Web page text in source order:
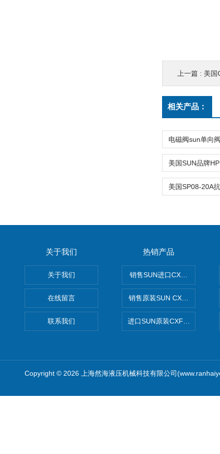
上一篇 : 美国
相关产品：
关于我们
关于我们
在线留言
联系我们
热销产品
销售SUN进口CXGDXCN插
销售原装SUN CXJAXCN全
进口SUN原装CXFAXCN导压
Copyright © 2026 上海然海液压机械科技有限公司